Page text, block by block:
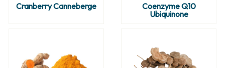
Cranberry Canneberge
Coenzyme Q10
Ubiquinone